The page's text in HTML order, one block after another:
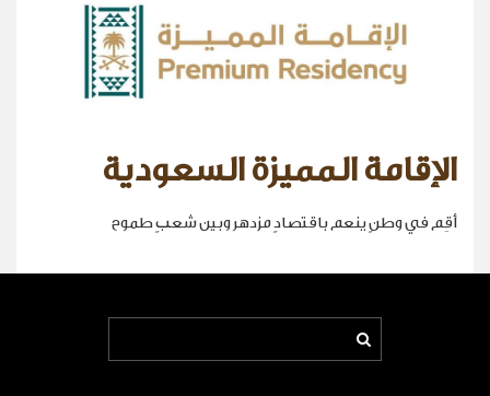
الإقامة المميزة السعودية
أقِم في وطنٍ ينعم باقتصادٍ مزدهر وبين شعبٍ طموح